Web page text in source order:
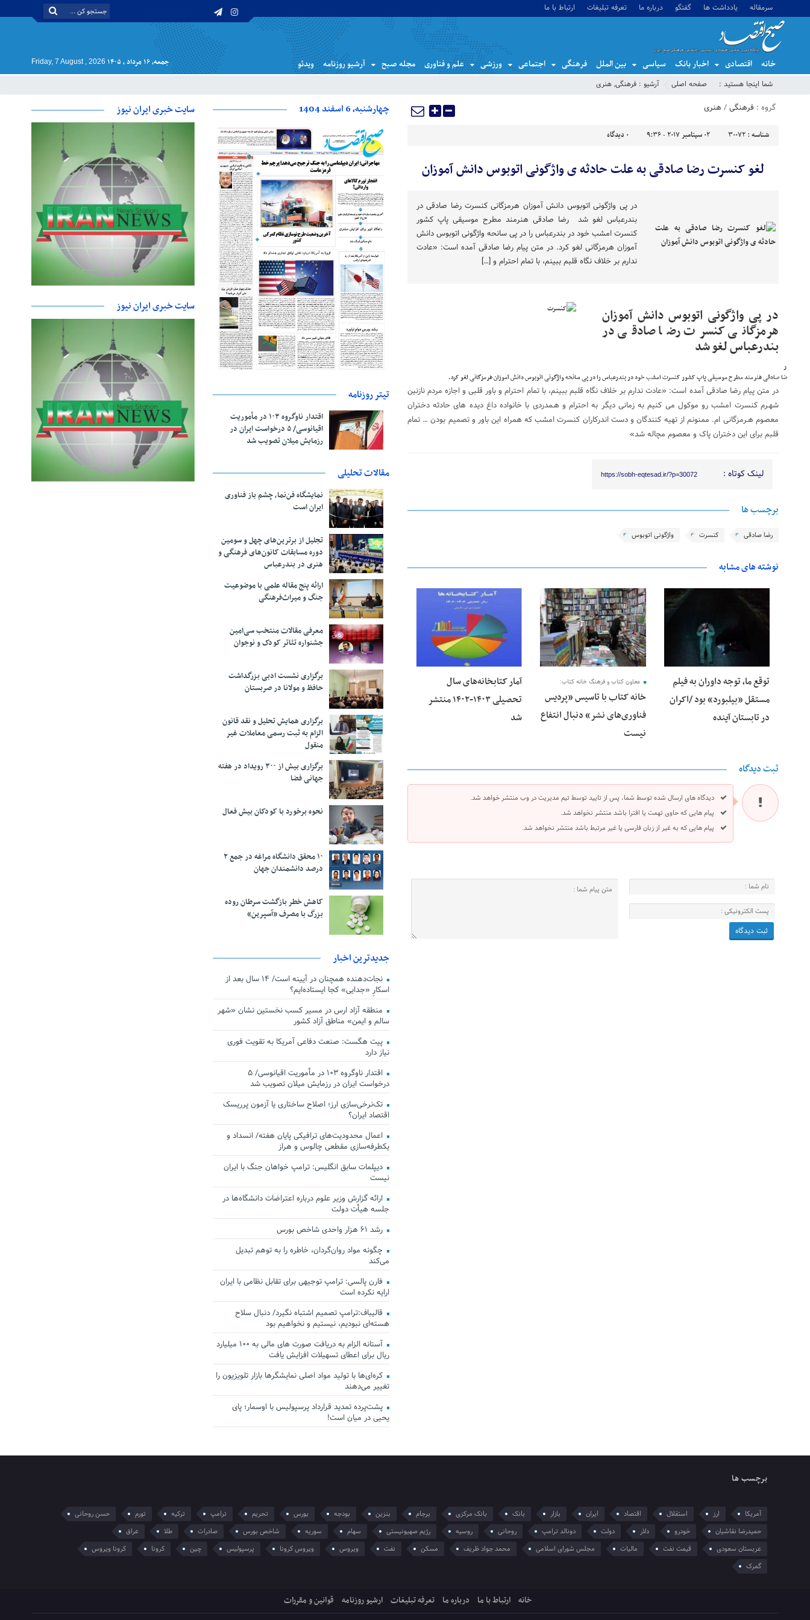
سرمقاله یادداشت ها گفتگو درباره ما تعرفه تبلیغات ارتباط با ما
خانه اقتصادی اخبار بانک سیاسی بین الملل فرهنگی اجتماعی ورزشی علم و فناوری مجله صبح آرشیو روزنامه ویدئو جمعه, ۱۶ مرداد , ۱۴۰۵ Friday, 7 August , 2026
شما اینجا هستید : صفحه اصلی آرشیو : فرهنگی, هنری
گروه : فرهنگی/ هنری
شناسه : 30072 02 سپتامبر 2017 - 9:36 0 دیدگاه
لغو کنسرت رضا صادقی به علت حادثه ی واژگونی اتوبوس دانش آموزان
در پی واژگونی اتوبوس دانش آموزان هرمزگانی کنسرت رضا صادقی در
بندرعباس لغو شد رضا صادقی هنرمند مطرح موسیقی پاپ کشور
کنسرت امشب خود در بندرعباس را در پی سانحه واژگونی اتوبوس دانش
آموزان هرمزگانی لغو کرد. در متن پیام رضا صادقی آمده است: «عادت
ندارم بر خلاف نگاه قلبم ببینم، با تمام احترام و […]
در پی واژگونی اتوبوس دانش آموزان
هرمزگانی کنسرت رضا صادقی در
بندرعباس لغو شد
ر
ضا صادقی هنرمند مطرح موسیقی پاپ کشور کنسرت امشب خود در بندرعباس را در پی سانحه واژگونی اتوبوس دانش آموزان هرمزگانی لغو کرد.
در متن پیام رضا صادقی آمده است: «عادت ندارم بر خلاف نگاه قلبم ببینم، با تمام احترام و باور قلبی و اجازه مردم نازنین
شهـرم کنسرت امشب رو موکول می کنیم به زمانی دیگر به احترام و هـمدردی با خانواده داغ دیده های حادثه دختران
معصوم هـرمزگانی ام. ممنونم از تهیه کنندگان و دست اندرکاران کنسرت امشب که همراه این باور و تصمیم بودن … تمام
قلبم برای این دختران پاک و معصوم مچاله شد»
لینک کوتاه : https://sobh-eqtesad.ir/?p=30072
برچسب ها
رضا صادقی کنسرت واژگونی اتوبوس
نوشته های مشابه
25 فوریه 2026
توقع ما، توجه داوران به فیلم
مستقل «بیلبورد» بود /اکران
در تابستان آینده
24 فوریه 2026
معاون کتاب و فرهنگ خانه کتاب:
خانه کتاب با تاسیس «پردیس
فناوری‌های نشر» دنبال انتفاع
نیست
آمار کتابخانه‌های سال
تحصیلی ۱۴۰۳-۱۴۰۲ منتشر
شد
ثبت دیدگاه
دیدگاه های ارسال شده توسط شما، پس از تایید توسط تیم مدیریت در وب منتشر خواهد شد.
پیام هایی که حاوی تهمت یا افترا باشد منتشر نخواهد شد.
پیام هایی که به غیر از زبان فارسی یا غیر مرتبط باشد منتشر نخواهد شد.
چهارشنبه، 6 اسفند 1404
تیتر روزنامه
اقتدار ناوگروه ۱۰۳ در مأموریت‌
اقیانوسی/ ۵ درخواست ایران در
رزمایش میلان تصویب شد
مقالات تحلیلی
نمایشگاه فن‌نما، چشم باز فناوری
ایران است
تجلیل از بر‌ترین‌های چهل و سومین
دوره مسابقات کانون‌های فرهنگی و
هنری در بندرعباس
ارائه پنج مقاله علمی با موضوعیت
جنگ و میراث‌فرهنگی
معرفی مقالات منتخب سی‌امین
جشنواره تئاتر کودک و نوجوان
برگزاری نشست ادبی بزرگداشت
حافظ و مولانا در صربستان
برگزاری همایش تحلیل و نقد قانون
الزام به ثبت رسمی معاملات غیر
منقول
برگزاری بیش از ۳۰۰ رویداد در هفته
جهانی فضا
نحوه برخورد با کودکان بیش فعال
۱۰ محقق دانشگاه مراغه در جمع ۲
درصد دانشمندان جهان
کاهش خطر بازگشت سرطان روده
بزرگ با مصرف «آسپرین»
جدیدترین اخبار
نجات‌دهنده‌ همچنان در آیینه است/ ۱۴ سال بعد از
اسکارِ «جدایی» کجا ایستاده‌ایم؟
منطقه آزاد ارس در مسیر کسب نخستین نشان «شهر
سالم و ایمن» مناطق آزاد کشور
پیت هگست: صنعت دفاعی آمریکا به تقویت فوری
نیاز دارد
اقتدار ناوگروه ۱۰۳ در مأموریت‌ اقیانوسی/ ۵
درخواست ایران در رزمایش میلان تصویب شد
تک‌نرخی‌سازی ارز؛ اصلاح ساختاری یا آزمون پرریسک
اقتصاد ایران؟
اعمال محدودیت‌های ترافیکی پایان هفته/ انسداد و
یکطرفه‌سازی مقطعی چالوس و هراز
دیپلمات سابق انگلیس:‌ ترامپ خواهان جنگ با ایران
نیست
ارائه گزارش وزیر علوم درباره اعتراضات دانشگاه‌ها در
جلسه هیأت دولت
رشد ۶۱ هزار واحدی شاخص بورس
چگونه مواد روان‌گردان، خاطره را به توهم تبدیل
می‌کند
فارن پالسی: ترامپ توجیهی برای تقابل نظامی با ایران
ارایه نکرده است
قالیباف:ترامپ تصمیم اشتباه نگیرد/ دنبال سلاح
هسته‌ای نبودیم، نیستیم و نخواهیم بود
آستانه الزام به دریافت صورت های مالی به ۱۰۰ میلیارد
ریال برای اعطای تسهیلات افزایش یافت
کره‌ای‌ها با تولید مواد اصلی نمایشگرها بازار تلویزیون را
تغییر می‌دهند
پشت‌پرده تمدید قرارداد پرسپولیس با اوسمار؛ پای
یحیی در میان است!
سایت خبری ایران نیوز
سایت خبری ایران نیوز
برچسب ها
آمریکا ارز استقلال اقتصاد ایران بازار بانک بانک مرکزی برجام بنزین بودجه بورس تحریم ترامپ ترکیه تورم
حسن روحانی
حمیدرضا نقاشیان
خودرو دلار دولت دونالد ترامپ روحانی روسیه رژیم صهیونیستی سهام سوریه شاخص بورس صادرات طلا
عراق
عربستان سعودی
قیمت نفت مالیات مجلس شورای اسلامی محمد جواد ظریف مسکن نفت ویروس ویروس کرونا پرسپولیس چین کرونا
کرونا ویروس
گمرک
خانه ارتباط با ما درباره ما تعرفه تبلیغات ارشیو روزنامه قوانین و مقررات